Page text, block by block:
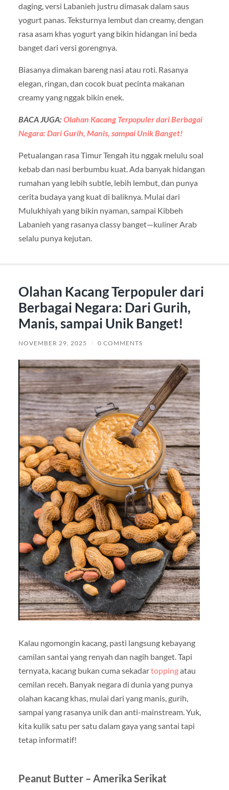
daging, versi Labanieh justru dimasak dalam saus
yogurt panas. Teksturnya lembut dan creamy, dengan
rasa asam khas yogurt yang bikin hidangan ini beda
banget dari versi gorengnya.
Biasanya dimakan bareng nasi atau roti. Rasanya
elegan, ringan, dan cocok buat pecinta makanan
creamy yang nggak bikin enek.
BACA JUGA:Olahan Kacang Terpopuler dari Berbagai
Negara: Dari Gurih, Manis, sampai Unik Banget!
Petualangan rasa Timur Tengah itu nggak melulu soal
kebab dan nasi berbumbu kuat. Ada banyak hidangan
rumahan yang lebih subtle, lebih lembut, dan punya
cerita budaya yang kuat di baliknya. Mulai dari
Mulukhiyah yang bikin nyaman, sampai Kibbeh
Labanieh yang rasanya classy banget—kuliner Arab
selalu punya kejutan.
Olahan Kacang Terpopuler dari
Berbagai Negara: Dari Gurih,
Manis, sampai Unik Banget!
NOVEMBER 29, 2025 / 0 COMMENTS
Kalau ngomongin kacang, pasti langsung kebayang
camilan santai yang renyah dan nagih banget. Tapi
ternyata, kacang bukan cuma sekadartoppingatau
cemilan receh. Banyak negara di dunia yang punya
olahan kacang khas, mulai dari yang manis, gurih,
sampai yang rasanya unik dan anti-mainstream. Yuk,
kita kulik satu per satu dalam gaya yang santai tapi
tetap informatif!
Peanut Butter – Amerika Serikat